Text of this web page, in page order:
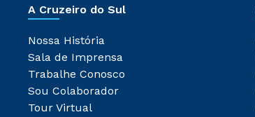
A Cruzeiro do Sul
Nossa História
Sala de Imprensa
Trabalhe Conosco
Sou Colaborador
Tour Virtual